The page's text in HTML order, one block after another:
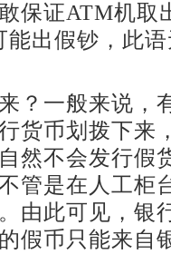
保证ATM机取
能出假钞，此
一般来说，
货币划拨下来
然不会发行假
管是在人工柜
由此可见，银
假币只能来自